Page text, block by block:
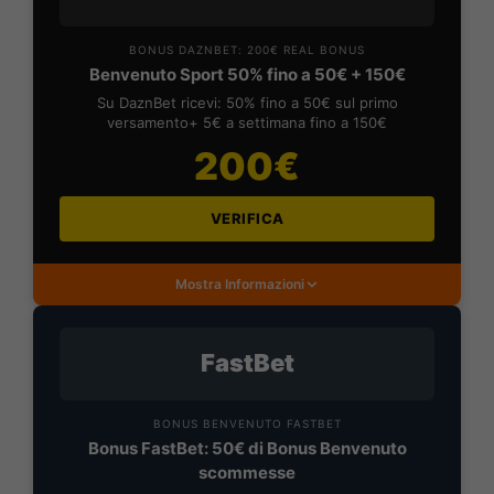
BONUS DAZNBET: 200€ REAL BONUS
Benvenuto Sport 50% fino a 50€ + 150€
Su DaznBet ricevi: 50% fino a 50€ sul primo
versamento+ 5€ a settimana fino a 150€
200€
VERIFICA
Mostra Informazioni
FastBet
BONUS BENVENUTO FASTBET
Bonus FastBet: 50€ di Bonus Benvenuto
scommesse